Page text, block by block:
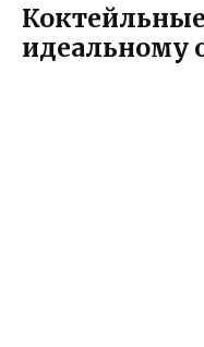
идеальному